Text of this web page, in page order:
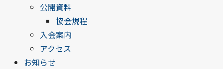
公開資料
協会規程
入会案内
アクセス
お知らせ